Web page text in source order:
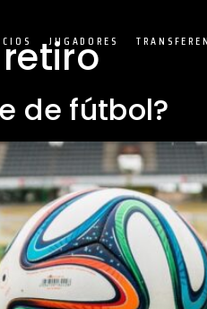
JUGADORES
de fútbol?